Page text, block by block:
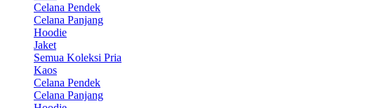
Celana Pendek
Celana Panjang
Hoodie
Jaket
Semua Koleksi Pria
Kaos
Celana Pendek
Celana Panjang